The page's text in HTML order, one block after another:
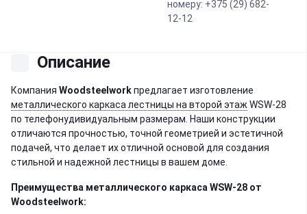
номеру: +375 (29) 682-
12-12
Описание
Компания Woodsteelworkпредлагает изготовление
металлического каркаса лестницы на второй этажWSW-28
по телефонудивидуальным размерам. Наши конструкции
отличаются прочностью, точной геометрией и эстетичной
подачей, что делает их отличной основой для создания
стильной и надежной лестницы в вашем доме.
Преимущества металлического каркасаWSW-28 от
Woodsteelwork: